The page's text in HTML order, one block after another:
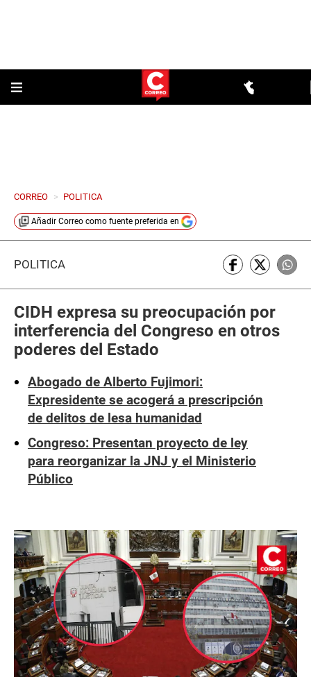
CORREO > POLITICA
Añadir Correo como fuente preferida en
POLÍTICA
CIDH expresa su preocupación por
interferencia del Congreso en otros
poderes del Estado
Abogado de Alberto Fujimori:
Expresidente se acogerá a prescripción
de delitos de lesa humanidad
Congreso: Presentan proyecto de ley
para reorganizar la JNJ y el Ministerio
Público